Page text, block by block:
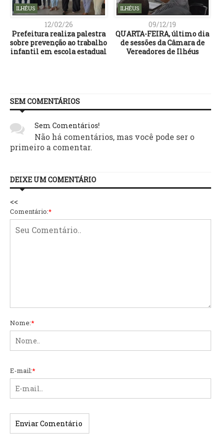
ILHÉUS
12/02/26
Prefeitura realiza palestra
sobre prevenção ao trabalho
infantil em escola estadual
ILHÉUS
09/12/19
QUARTA-FEIRA, último dia
de sessões da Câmara de
Vereadores de Ilhéus
SEM COMENTÁRIOS
Sem Comentários!
Não há comentários, mas você pode ser o
primeiro a comentar.
DEIXE UM COMENTÁRIO
<<
Comentário:*
Nome:*
E-mail:*